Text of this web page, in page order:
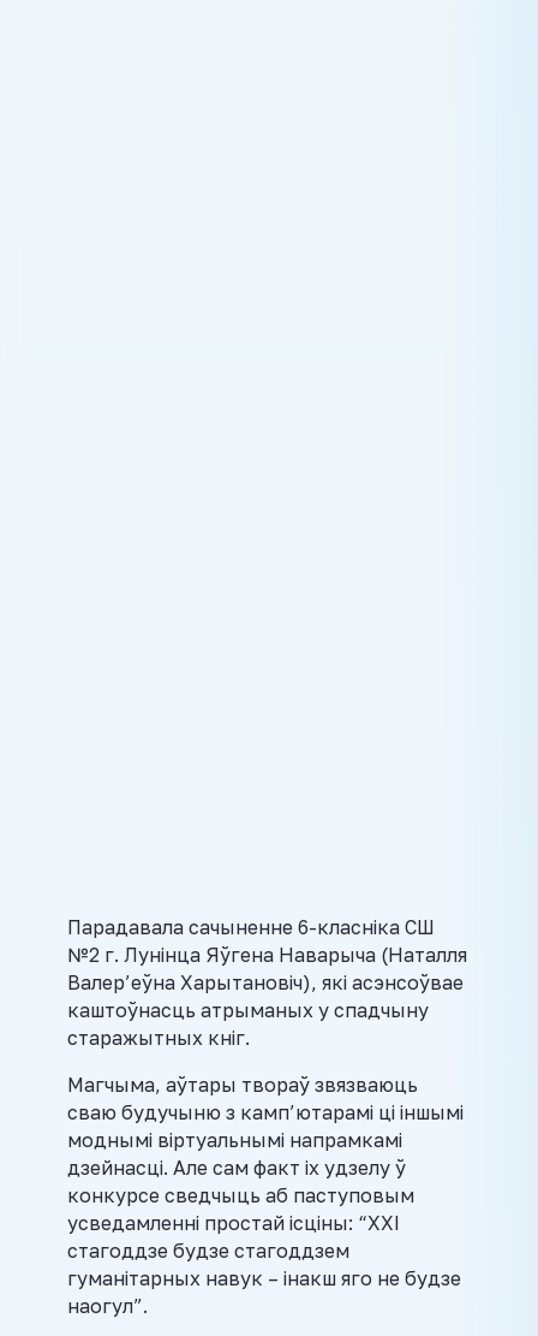
Парадавала сачыненне 6-класніка СШ
№2 г. Лунінца Яўгена Наварыча (Наталля
Валер’еўна Харытановіч), які асэнсоўвае
каштоўнасць атрыманых у спадчыну
старажытных кніг.
Магчыма, аўтары твораў звязваюць
сваю будучыню з камп’ютарамі ці іншымі
моднымі віртуальнымі напрамкамі
дзейнасці. Але сам факт іх удзелу ў
конкурсе сведчыць аб паступовым
усведамленні простай ісціны: “ХХІ
стагоддзе будзе стагоддзем
гуманітарных навук – інакш яго не будзе
наогул”.